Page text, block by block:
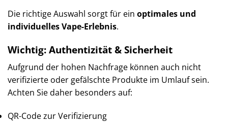
Die richtige Auswahl sorgt für ein optimales und
individuelles Vape-Erlebnis.
Wichtig: Authentizität & Sicherheit
Aufgrund der hohen Nachfrage können auch nicht
verifizierte oder gefälschte Produkte im Umlauf sein.
Achten Sie daher besonders auf:
QR-Code zur Verifizierung